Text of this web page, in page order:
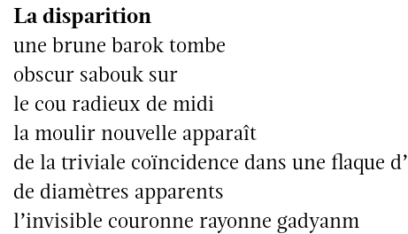
La disparition
une brune barok tombe
obscur sabouk sur
le cou radieux de midi
la moulir nouvelle apparaît
de la triviale coïncidence dans une flaque
de diamètres apparents
l’invisible couronne rayonne gadyanm